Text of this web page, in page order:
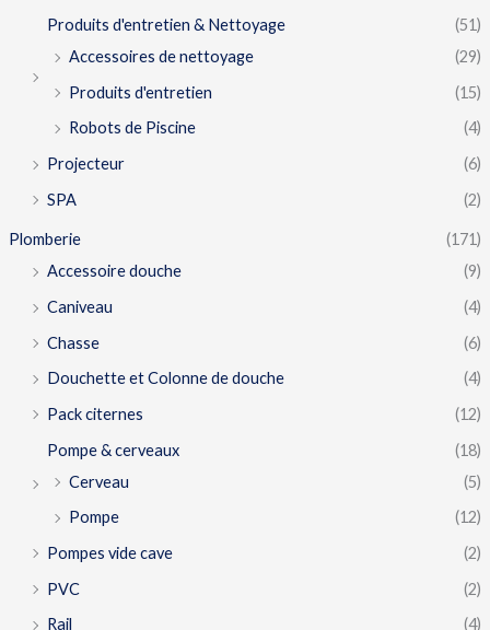
Produits d'entretien & Nettoyage
(51)
Accessoires de nettoyage
(29)
Produits d'entretien
(15)
Robots de Piscine
(4)
Projecteur
(6)
SPA
(2)
Plomberie
(171)
Accessoire douche
(9)
Caniveau
(4)
Chasse
(6)
Douchette et Colonne de douche
(4)
Pack citernes
(12)
Pompe & cerveaux
(18)
Cerveau
(5)
Pompe
(12)
Pompes vide cave
(2)
PVC
(2)
Rail
(4)